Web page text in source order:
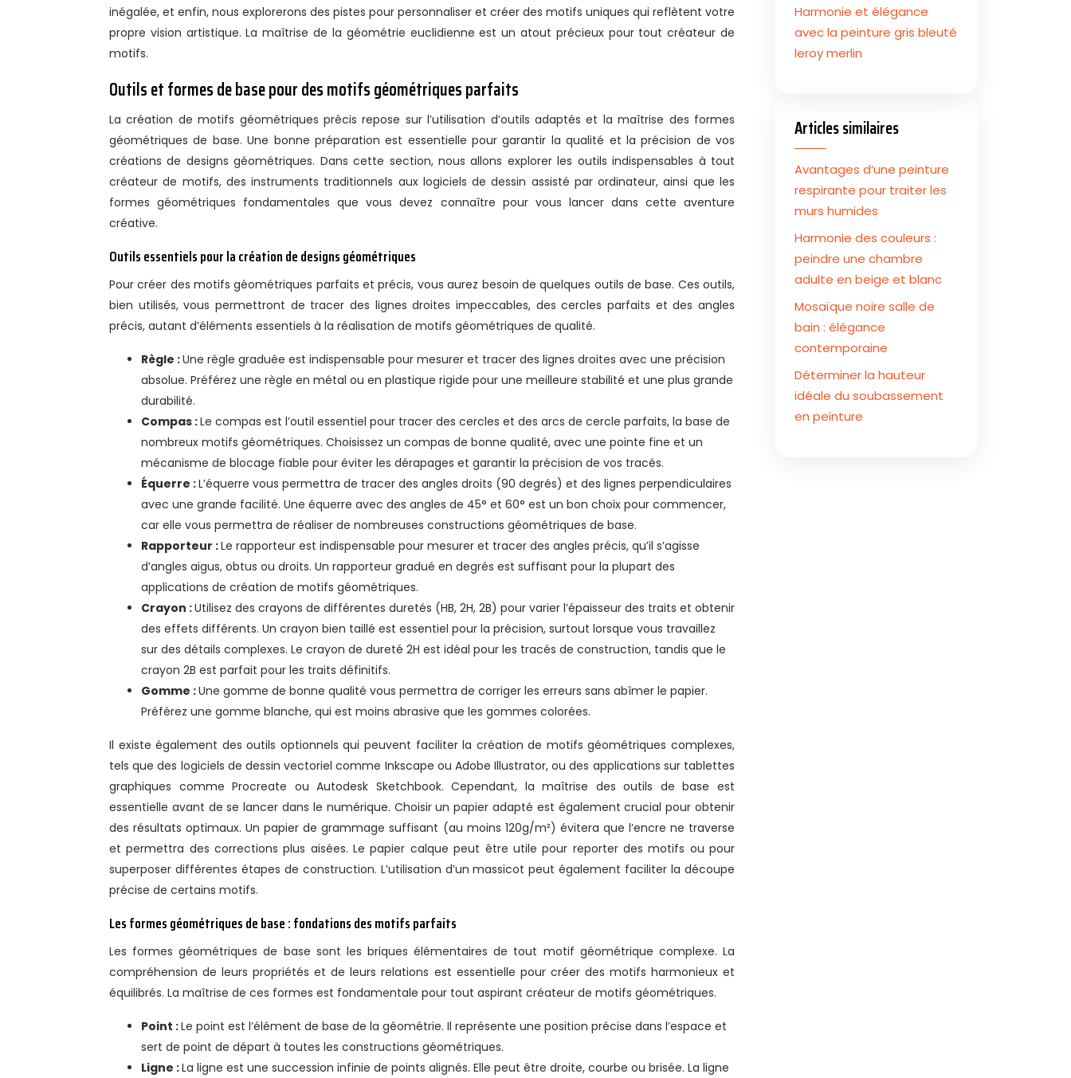
inégalée, et enfin, nous explorerons des pistes pour personnaliser et créer des motifs uniques qui reflètent votre
propre vision artistique. La maîtrise de la géométrie euclidienne est un atout précieux pour tout créateur de
motifs.
Outils et formes de base pour des motifs géométriques parfaits
La création de motifs géométriques précis repose sur l’utilisation d’outils adaptés et la maîtrise des formes
géométriques de base. Une bonne préparation est essentielle pour garantir la qualité et la précision de vos
créations de designs géométriques. Dans cette section, nous allons explorer les outils indispensables à tout
créateur de motifs, des instruments traditionnels aux logiciels de dessin assisté par ordinateur, ainsi que les
formes géométriques fondamentales que vous devez connaître pour vous lancer dans cette aventure
créative.
Outils essentiels pour la création de designs géométriques
Pour créer des motifs géométriques parfaits et précis, vous aurez besoin de quelques outils de base. Ces outils,
bien utilisés, vous permettront de tracer des lignes droites impeccables, des cercles parfaits et des angles
précis, autant d’éléments essentiels à la réalisation de motifs géométriques de qualité.
Règle :Une règle graduée est indispensable pour mesurer et tracer des lignes droites avec une précision
absolue. Préférez une règle en métal ou en plastique rigide pour une meilleure stabilité et une plus grande
durabilité.
Compas :Le compas est l’outil essentiel pour tracer des cercles et des arcs de cercle parfaits, la base de
nombreux motifs géométriques. Choisissez un compas de bonne qualité, avec une pointe fine et un
mécanisme de blocage fiable pour éviter les dérapages et garantir la précision de vos tracés.
Équerre :L’équerre vous permettra de tracer des angles droits (90 degrés) et des lignes perpendiculaires
avec une grande facilité. Une équerre avec des angles de 45° et 60° est un bon choix pour commencer,
car elle vous permettra de réaliser de nombreuses constructions géométriques de base.
Rapporteur :Le rapporteur est indispensable pour mesurer et tracer des angles précis, qu’il s’agisse
d’angles aigus, obtus ou droits. Un rapporteur gradué en degrés est suffisant pour la plupart des
applications de création de motifs géométriques.
Crayon :Utilisez des crayons de différentes duretés (HB, 2H, 2B) pour varier l’épaisseur des traits et obtenir
des effets différents. Un crayon bien taillé est essentiel pour la précision, surtout lorsque vous travaillez
sur des détails complexes. Le crayon de dureté 2H est idéal pour les tracés de construction, tandis que le
crayon 2B est parfait pour les traits définitifs.
Gomme :Une gomme de bonne qualité vous permettra de corriger les erreurs sans abîmer le papier.
Préférez une gomme blanche, qui est moins abrasive que les gommes colorées.
Il existe également des outils optionnels qui peuvent faciliter la création de motifs géométriques complexes,
tels que des logiciels de dessin vectoriel comme Inkscape ou Adobe Illustrator, ou des applications sur tablettes
graphiques comme Procreate ou Autodesk Sketchbook. Cependant, la maîtrise des outils de base est
essentielle avant de se lancer dans le numérique. Choisir un papier adapté est également crucial pour obtenir
des résultats optimaux. Un papier de grammage suffisant (au moins 120g/m²) évitera que l’encre ne traverse
et permettra des corrections plus aisées. Le papier calque peut être utile pour reporter des motifs ou pour
superposer différentes étapes de construction. L’utilisation d’un massicot peut également faciliter la découpe
précise de certains motifs.
Les formes géométriques de base : fondations des motifs parfaits
Les formes géométriques de base sont les briques élémentaires de tout motif géométrique complexe. La
compréhension de leurs propriétés et de leurs relations est essentielle pour créer des motifs harmonieux et
équilibrés. La maîtrise de ces formes est fondamentale pour tout aspirant créateur de motifs géométriques.
Point :Le point est l’élément de base de la géométrie. Il représente une position précise dans l’espace et
sert de point de départ à toutes les constructions géométriques.
Ligne :La ligne est une succession infinie de points alignés. Elle peut être droite, courbe ou brisée. La ligne
Harmonie et élégance
avec la peinture gris bleuté
leroy merlin
Articles similaires
Avantages d’une peinture
respirante pour traiter les
murs humides
Harmonie des couleurs :
peindre une chambre
adulte en beige et blanc
Mosaïque noire salle de
bain : élégance
contemporaine
Déterminer la hauteur
idéale du soubassement
en peinture